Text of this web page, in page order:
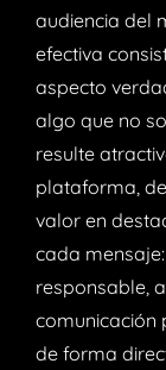
audiencia del
efectiva
aspecto
algo que no
resulte
plataforma,
valor en
cada
responsable,
comunicación
de forma